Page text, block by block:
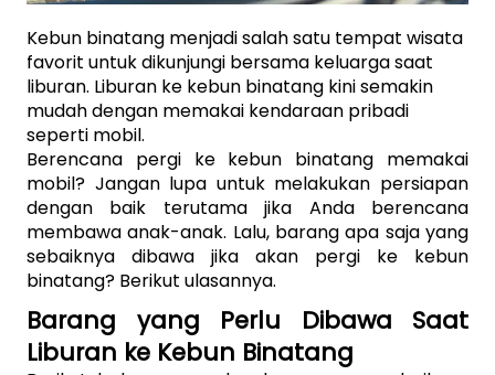
Kebun binatang menjadi salah satu tempat wisata
favorit untuk dikunjungi bersama keluarga saat
liburan. Liburan ke kebun binatang kini semakin
mudah dengan memakai kendaraan pribadi
seperti mobil.
Berencana pergi ke kebun binatang memakai
mobil? Jangan lupa untuk melakukan persiapan
dengan baik terutama jika Anda berencana
membawa anak-anak. Lalu, barang apa saja yang
sebaiknya dibawa jika akan pergi ke kebun
binatang? Berikut ulasannya.
Barang yang Perlu Dibawa Saat
Liburan ke Kebun Binatang